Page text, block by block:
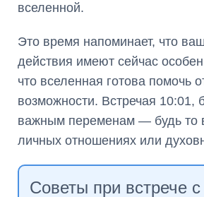
вселенной.
Это время напоминает, что
действия имеют сейчас
что вселенная готова помочь
возможности. Встречая 10:01,
важным переменам — будь то
личных отношениях или
Советы при встрече